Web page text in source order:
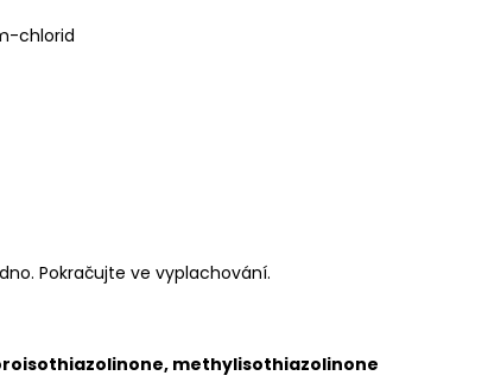
chlorid
Pokračujte ve vyplachování.
methylisothiazolinone